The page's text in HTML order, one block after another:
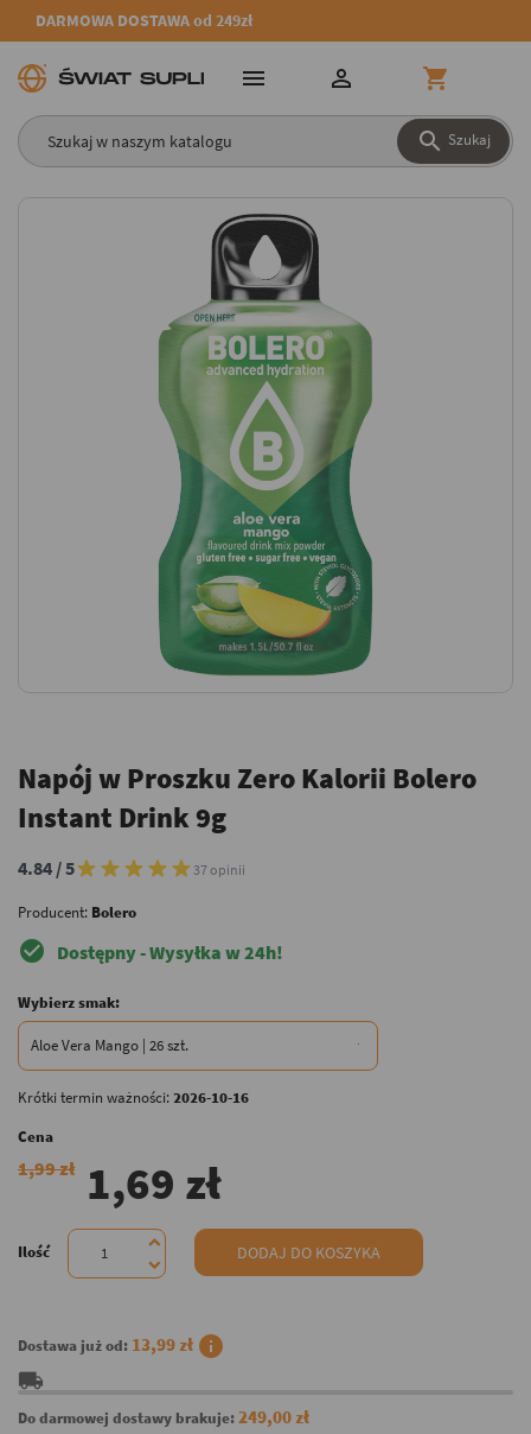
DARMOWA DOSTAWA od 249zł
 Szukaj
  
Napój w Proszku Zero Kalorii Bolero
Instant Drink 9g
4.84 / 5 37 opinii
Producent: Bolero
check_circle Dostępny - Wysyłka w 24h!
Wybierz smak:
Krótki termin ważności:2026-10-16
Cena
1,99 zł 1,69 zł
Ilość DODAJ DO KOSZYKA
Dostawa już od: 13,99 zł info
local_shipping
Do darmowej dostawy brakuje:249,00 zł